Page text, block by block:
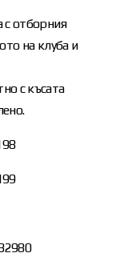
с отборния
на клуба и
с късата